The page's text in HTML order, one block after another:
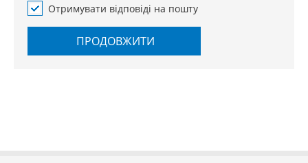
Отримувати відповіді на пошту
ПРОДОВЖИТИ